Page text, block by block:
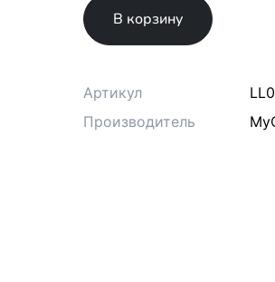
В корзину
Артикул
Производитель